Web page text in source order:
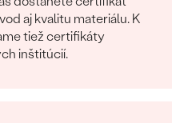
aj kvalitu materiálu. K
tiež certifikáty
inštitúcií.